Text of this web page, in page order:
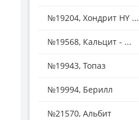
№19204, Хондрит HY ...
№19568, Кальцит - ...
№19943, Топаз
№19994, Берилл
№21570, Альбит